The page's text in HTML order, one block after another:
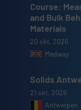
Course:
and Bulk
Materials
20 okt, 2026
Medway
Solids
21 okt, 2026
Antwerpen